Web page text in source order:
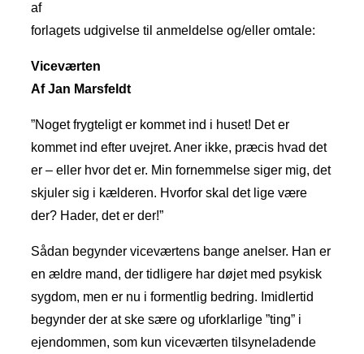
af
forlagets udgivelse til anmeldelse og/eller omtale:
Viceværten
Af Jan Marsfeldt
”Noget frygteligt er kommet ind i huset! Det er
kommet ind efter uvejret. Aner ikke, præcis hvad det
er – eller hvor det er. Min fornemmelse siger mig, det
skjuler sig i kælderen. Hvorfor skal det lige være
der? Hader, det er der!”
Sådan begynder viceværtens bange anelser. Han er
en ældre mand, der tidligere har døjet med psykisk
sygdom, men er nu i formentlig bedring. Imidlertid
begynder der at ske sære og uforklarlige ”ting” i
ejendommen, som kun viceværten tilsyneladende